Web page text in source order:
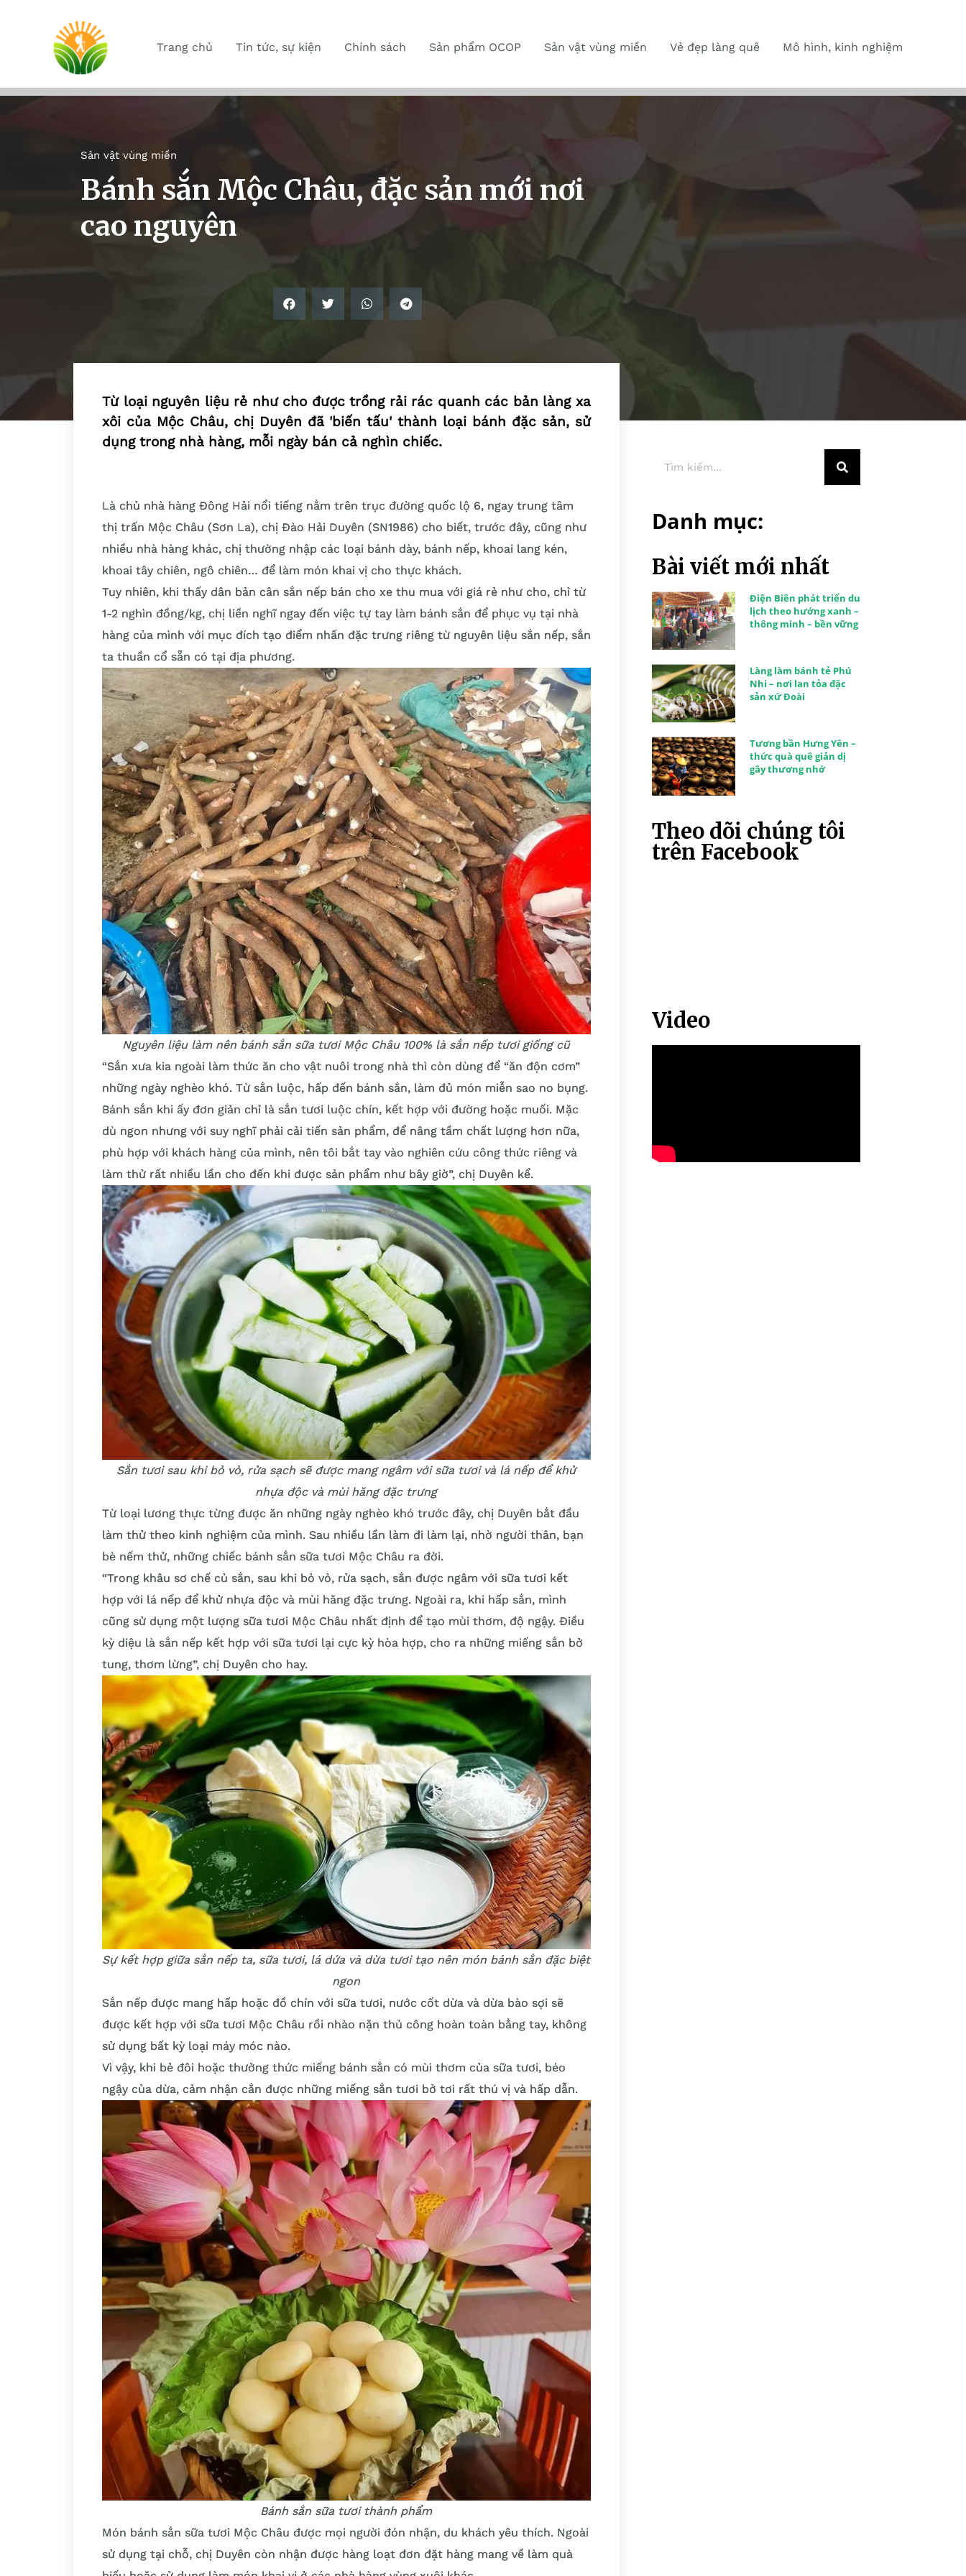
Trang chủ Tin tức, sự kiện Chính sách Sản phẩm OCOP Sản vật vùng miền Vẻ đẹp làng quê Mô hình, kinh nghiệm
Sản vật vùng miền
Bánh sắn Mộc Châu, đặc sản mới nơi
cao nguyên
Từ loại nguyên liệu rẻ như cho được trồng rải rác quanh các bản làng xa
xôi của Mộc Châu, chị Duyên đã 'biến tấu' thành loại bánh đặc sản, sử
dụng trong nhà hàng, mỗi ngày bán cả nghìn chiếc.
Là chủ nhà hàng Đông Hải nổi tiếng nằm trên trục đường quốc lộ 6, ngay trung tâm
thị trấn Mộc Châu (Sơn La), chị Đào Hải Duyên (SN1986) cho biết, trước đây, cũng như
nhiều nhà hàng khác, chị thường nhập các loại bánh dày, bánh nếp, khoai lang kén,
khoai tây chiên, ngô chiên… để làm món khai vị cho thực khách.
Tuy nhiên, khi thấy dân bản cân sắn nếp bán cho xe thu mua với giá rẻ như cho, chỉ từ
1-2 nghìn đồng/kg, chị liền nghĩ ngay đến việc tự tay làm bánh sắn để phục vụ tại nhà
hàng của mình với mục đích tạo điểm nhấn đặc trưng riêng từ nguyên liệu sắn nếp, sắn
ta thuần cổ sẵn có tại địa phương.
Nguyên liệu làm nên bánh sắn sữa tươi Mộc Châu 100% là sắn nếp tươi giống cũ
“Sắn xưa kia ngoài làm thức ăn cho vật nuôi trong nhà thì còn dùng để “ăn độn cơm”
những ngày nghèo khó. Từ sắn luộc, hấp đến bánh sắn, làm đủ món miễn sao no bụng.
Bánh sắn khi ấy đơn giản chỉ là sắn tươi luộc chín, kết hợp với đường hoặc muối. Mặc
dù ngon nhưng với suy nghĩ phải cải tiến sản phẩm, để nâng tầm chất lượng hơn nữa,
phù hợp với khách hàng của mình, nên tôi bắt tay vào nghiên cứu công thức riêng và
làm thử rất nhiều lần cho đến khi được sản phẩm như bây giờ”, chị Duyên kể.
Sắn tươi sau khi bỏ vỏ, rửa sạch sẽ được mang ngâm với sữa tươi và lá nếp để khử
nhựa độc và mùi hăng đặc trưng
Từ loại lương thực từng được ăn những ngày nghèo khó trước đây, chị Duyên bắt đầu
làm thử theo kinh nghiệm của mình. Sau nhiều lần làm đi làm lại, nhờ người thân, bạn
bè nếm thử, những chiếc bánh sắn sữa tươi Mộc Châu ra đời.
“Trong khâu sơ chế củ sắn, sau khi bỏ vỏ, rửa sạch, sắn được ngâm với sữa tươi kết
hợp với lá nếp để khử nhựa độc và mùi hăng đặc trưng. Ngoài ra, khi hấp sắn, mình
cũng sử dụng một lượng sữa tươi Mộc Châu nhất định để tạo mùi thơm, độ ngậy. Điều
kỳ diệu là sắn nếp kết hợp với sữa tươi lại cực kỳ hòa hợp, cho ra những miếng sắn bở
tung, thơm lừng”, chị Duyên cho hay.
Sự kết hợp giữa sắn nếp ta, sữa tươi, lá dứa và dừa tươi tạo nên món bánh sắn đặc biệt
ngon
Sắn nếp được mang hấp hoặc đồ chín với sữa tươi, nước cốt dừa và dừa bào sợi sẽ
được kết hợp với sữa tươi Mộc Châu rồi nhào nặn thủ công hoàn toàn bằng tay, không
sử dụng bất kỳ loại máy móc nào.
Vì vậy, khi bẻ đôi hoặc thưởng thức miếng bánh sắn có mùi thơm của sữa tươi, béo
ngậy của dừa, cảm nhận cắn được những miếng sắn tươi bở tơi rất thú vị và hấp dẫn.
Bánh sắn sữa tươi thành phẩm
Món bánh sắn sữa tươi Mộc Châu được mọi người đón nhận, du khách yêu thích. Ngoài
sử dụng tại chỗ, chị Duyên còn nhận được hàng loạt đơn đặt hàng mang về làm quà
Danh mục:
Bài viết mới nhất
Điện Biên phát triển du
lịch theo hướng xanh –
thông minh – bền vững
Làng làm bánh tẻ Phú
Nhi – nơi lan tỏa đặc
sản xứ Đoài
Tương bần Hưng Yên –
thức quà quê giản dị
gây thương nhớ
Theo dõi chúng tôi
trên Facebook
Video